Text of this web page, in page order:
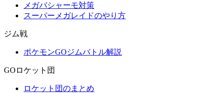
メガバシャーモ対策
スーパーメガレイドのやり方
ジム戦
ポケモンGOジムバトル解説
GOロケット団
ロケット団のまとめ